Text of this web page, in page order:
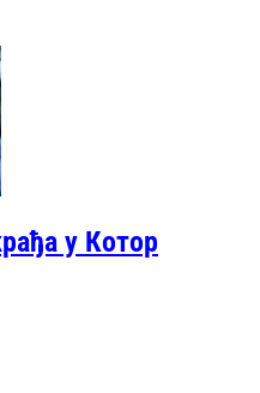
у Котор